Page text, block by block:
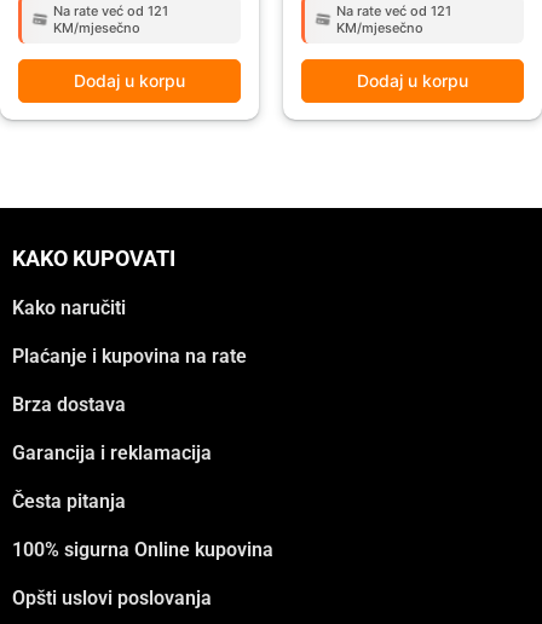
Na rate već od 121
KM/mjesečno
Dodaj u korpu
Na rate već od 121
KM/mjesečno
Dodaj u korpu
KAKO KUPOVATI
Kako naručiti
Plaćanje i kupovina na rate
Brza dostava
Garancija i reklamacija
Česta pitanja
100% sigurna Online kupovina
Opšti uslovi poslovanja